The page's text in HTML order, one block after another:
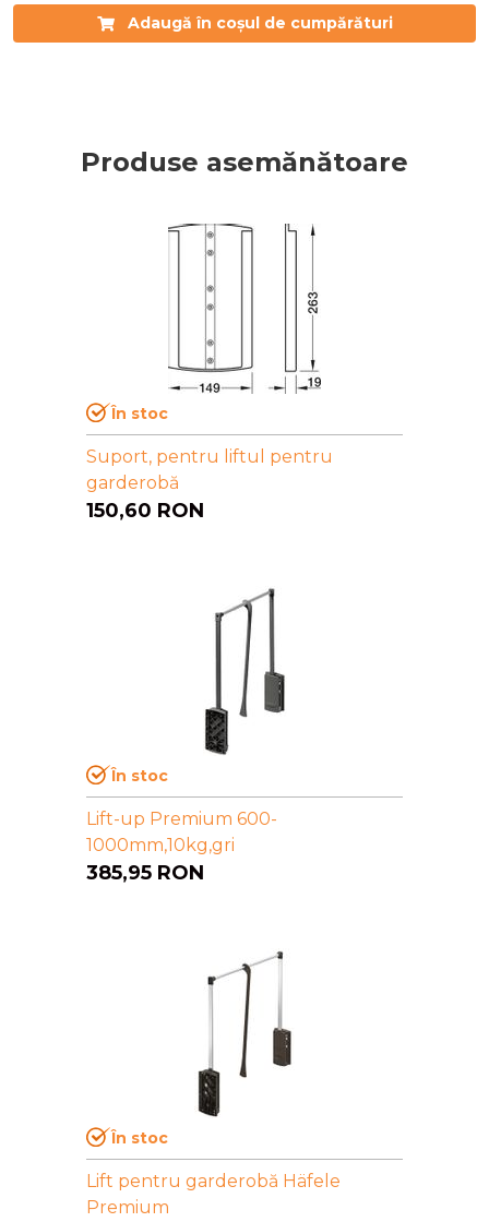
Adaugă în coșul de cumpărături
Produse asemănătoare
În stoc
Suport, pentru liftul pentru
garderobă
150,60 RON
În stoc
Lift-up Premium 600-
1000mm,10kg,gri
385,95 RON
În stoc
Lift pentru garderobă Häfele
Premium